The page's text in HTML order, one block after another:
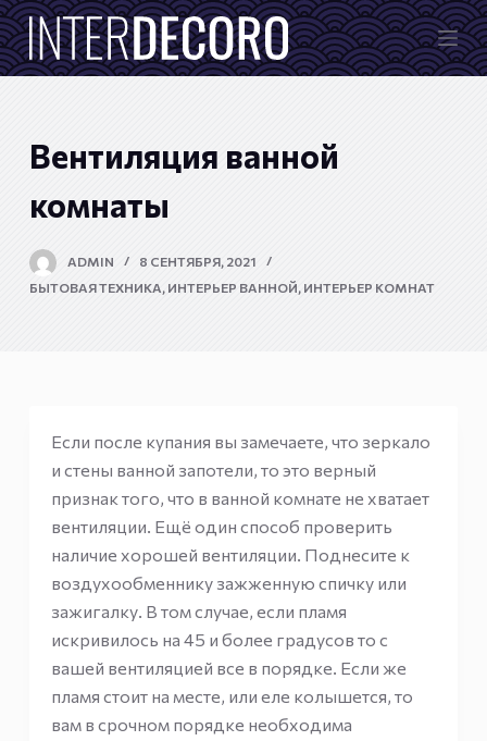
П
е
р
Вентиляция ванной
комнаты
ADMIN
8 СЕНТЯБРЯ, 2021
БЫТОВАЯ ТЕХНИКА, ИНТЕРЬЕР ВАННОЙ, ИНТЕРЬЕР КОМНАТ
Если после купания вы замечаете, что зеркало
и стены ванной запотели, то это верный
признак того, что в ванной комнате не хватает
вентиляции. Ещё один способ проверить
наличие хорошей вентиляции. Поднесите к
воздухообменнику зажженную спичку или
зажигалку. В том случае, если пламя
искривилось на 45 и более градусов то с
вашей вентиляцией все в порядке. Если же
пламя стоит на месте, или еле колышется, то
вам в срочном порядке необходима